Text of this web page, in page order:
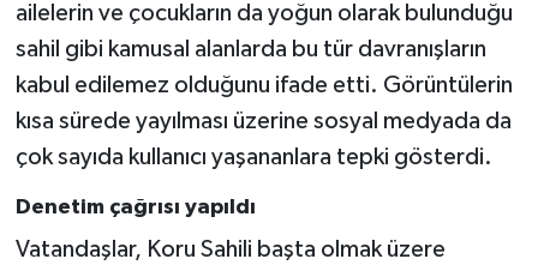
ailelerin ve çocukların da yoğun olarak bulunduğu
sahil gibi kamusal alanlarda bu tür davranışların
kabul edilemez olduğunu ifade etti. Görüntülerin
kısa sürede yayılması üzerine sosyal medyada da
çok sayıda kullanıcı yaşananlara tepki gösterdi.
Denetim çağrısı yapıldı
Vatandaşlar, Koru Sahili başta olmak üzere